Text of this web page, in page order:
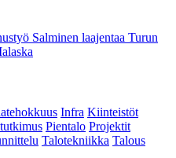
Salminen laajentaa Turun
Infra Kiinteistöt
Pientalo Projektit
Talotekniikka Talous